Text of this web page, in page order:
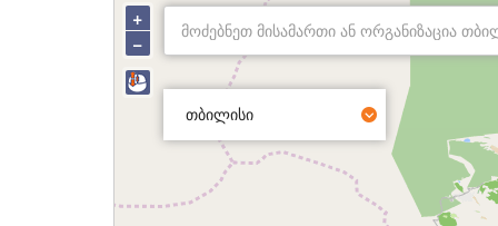
თბილისი
+
−